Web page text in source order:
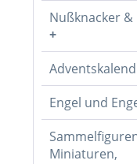
Nußknacker &
Engel und
Miniaturen,